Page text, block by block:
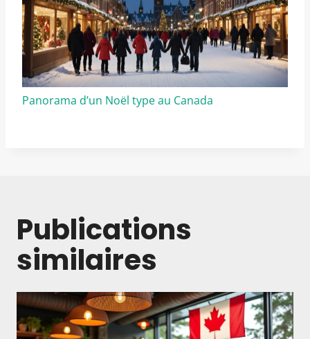
Panorama d’un Noël type au Canada
Publications
similaires